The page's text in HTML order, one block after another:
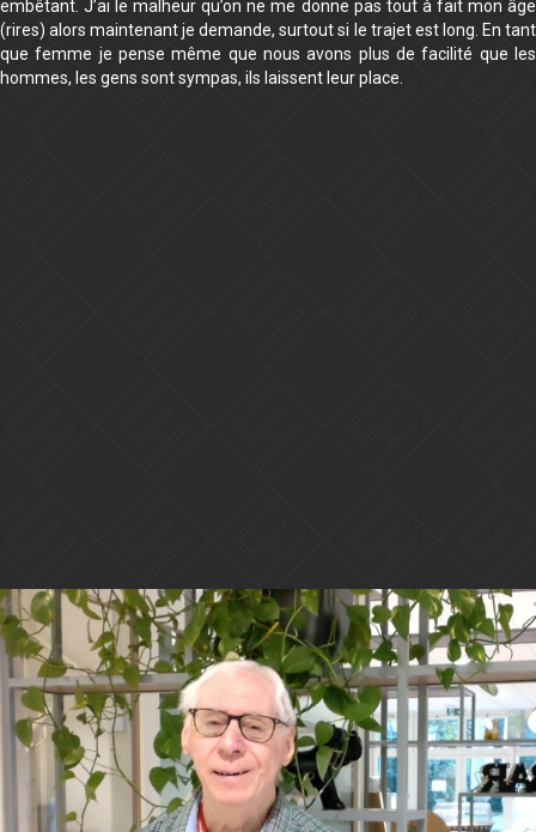
embêtant. J’ai le malheur qu’on ne me donne pas tout à fait mon âge
(rires) alors maintenant je demande, surtout si le trajet est long. En tant
que femme je pense même que nous avons plus de facilité que les
hommes, les gens sont sympas, ils laissent leur place.